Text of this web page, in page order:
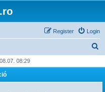
Login
Register
r
08:29